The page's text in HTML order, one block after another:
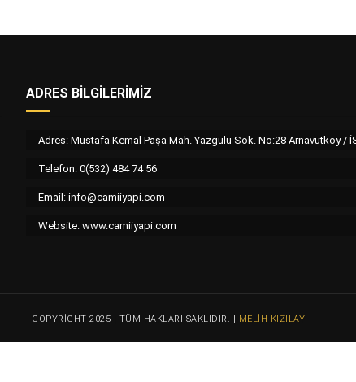
ADRES BILGILERIMIZ
Adres: Mustafa Kemal Paşa Mah. Yazgülü Sok. No:28 Arnavutköy /
Telefon: 0(532) 484 74 56
Email: info@camiiyapi.com
Website: www.camiiyapi.com
COPYRIGHT 2025 | TÜM HAKLARI SAKLIDIR. | MELIH KIZILAY